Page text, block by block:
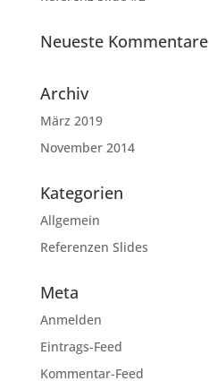
Neueste Kommentare
Archiv
März 2019
November 2014
Kategorien
Allgemein
Referenzen Slides
Meta
Anmelden
Eintrags-Feed
Kommentar-Feed